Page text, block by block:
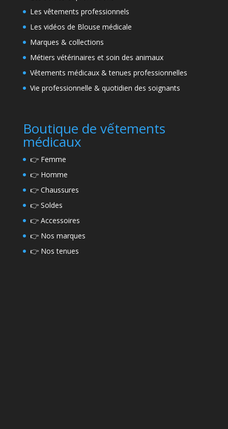
Les vêtements professionnels
Les vidéos de Blouse médicale
Marques & collections
Métiers vétérinaires et soin des animaux
Vêtements médicaux & tenues professionnelles
Vie professionnelle & quotidien des soignants
Boutique de vếtements
médicaux
👉 Femme
👉 Homme
👉 Chaussures
👉 Soldes
👉 Accessoires
👉 Nos marques
👉 Nos tenues